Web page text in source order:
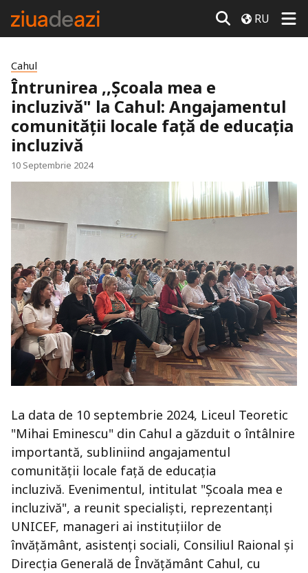
RU
Cahul
Întrunirea ,,Școala mea e
incluzivă" la Cahul: Angajamentul
comunității locale față de educația
incluzivă
10 Septembrie 2024
La data de 10 septembrie 2024, Liceul Teoretic
"Mihai Eminescu" din Cahul a găzduit o întâlnire
importantă, subliniind angajamentul
comunității locale față de educația
incluzivă. Evenimentul, intitulat "Școala mea e
incluzivă", a reunit specialiști, reprezentanți
UNICEF, manageri ai instituțiilor de
învățământ, asistenți sociali, Consiliul Raional și
Direcția Generală de Învățământ Cahul, cu